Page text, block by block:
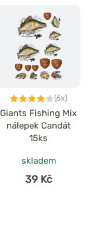
(6x)
Giants Fishing Mix
nálepek Candát
15ks
skladem
39 Kč